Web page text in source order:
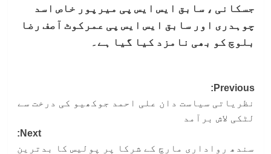
جسکانی ، سابق ایس ایس پی میرپور خاص اسد
چوہدری اور سابق ایس ایس پی عمرکوٹ آصف رضا
بلوچ کو بھی نامزد کیا گیا ہے۔
Post
navigation
Previous:
نظریاتی سیاست دان علی احمد جوکھیو کی درخت سے
لٹکی لاش برآمد
Next:
سندھ رواداری مارچ کے شرکا پر پولیس کا بدترین